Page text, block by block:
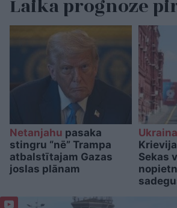
Laika prognoze
Netanjahu pasaka
stingru “nē” Trampa
atbalstītajam Gazas
joslas plānam
Ukraina
Sekas